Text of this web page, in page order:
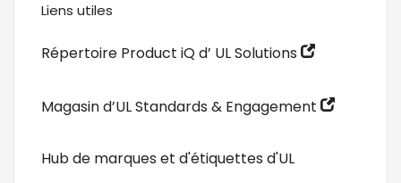
Liens utiles
Répertoire Product iQ d’ UL Solutions
Magasin d’UL Standards & Engagement
Hub de marques et d'étiquettes d'UL